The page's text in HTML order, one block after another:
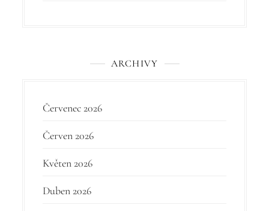
ARCHIVY
Červenec 2026
Červen 2026
Květen 2026
Duben 2026